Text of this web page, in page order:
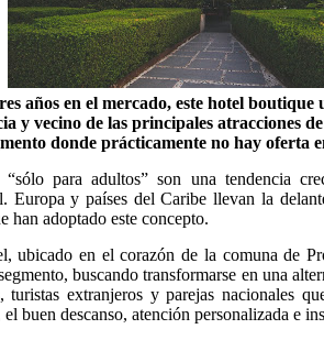
años en el mercado, este hotel boutique
y vecino de las principales atracciones
donde prácticamente no hay oferta
“sólo para adultos” son una tendencia
Europa y países del Caribe llevan la
han adoptado este concepto.
ubicado en el corazón de la comuna de
buscando transformarse en una
turistas extranjeros y parejas nacionales
buen descanso, atención personalizada e